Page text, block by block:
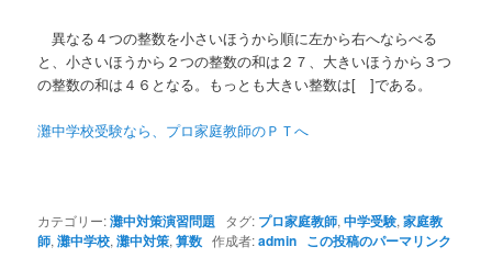
異なる４つの整数を小さいほうから順に左から右へならべる
と、小さいほうから２つの整数の和は２７、大きいほうから３つ
の整数の和は４６となる。もっとも大きい整数は[ ]である。
灘中学校受験なら、プロ家庭教師のＰＴへ
カテゴリー:灘中対策演習問題 タグ: プロ家庭教師,中学受験,家庭教
師,灘中学校,灘中対策,算数 作成者:admin この投稿のパーマリンク